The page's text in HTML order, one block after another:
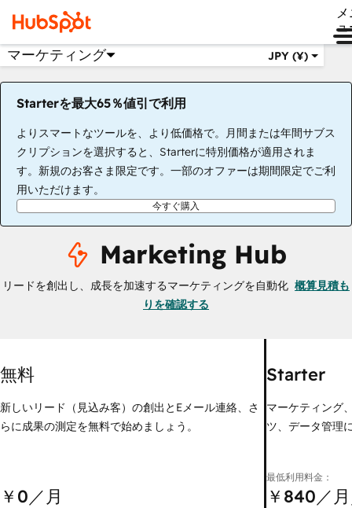
ュ
マーケティング JPY (¥)
Starterを最大65％値引で利用
よりスマートなツールを、より低価格で。月間または年間サブス
クリプションを選択すると、Starterに特別価格が適用されま
す。新規のお客さま限定です。一部のオファーは期間限定でご利
用いただけます。
今すぐ購入
Marketing Hub
リードを創出し、成長を加速するマーケティングを自動化 概算見積も
りを確認する
無料
新しいリード（見込み客）の創出とEメール連絡、さ
らに成果の測定を無料で始めましょう。
￥0／月
Starter
マーケティング
ツ、データ管理
最低利用料金：
￥840／